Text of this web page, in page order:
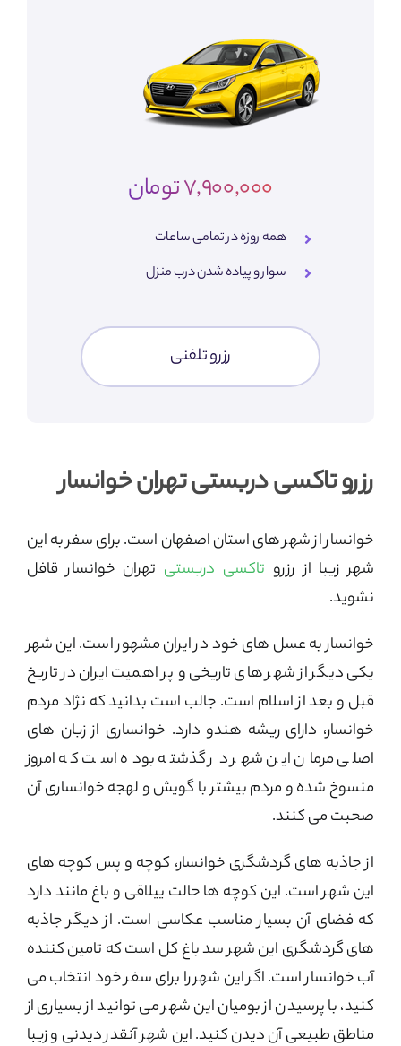
7,900,000 تومان
همه روزه در تمامی ساعات
سوار و پیاده شدن درب منزل
رزرو تلفنی
رزرو تاکسی دربستی تهران خوانسار
خوانسار از شهر های استان اصفهان است. برای سفر به این
شهر زیبا از رزرو تاکسی دربستی تهران خوانسار قافل
نشوید.
خوانسار به عسل های خود در ایران مشهور است. این شهر
یکی دیگر از شهر های تاریخی و پر اهمیت ایران در تاریخ
قبل و بعد از اسلام است. جالب است بدانید که نژاد مردم
خوانسار، دارای ریشه هندو دارد. خوانساری از زبان های
اصلی مرمان این شهر در گذشته بوده است که امروز
منسوخ شده و مردم بیشتر با گویش و لهجه خوانساری آن
صحبت می کنند.
از جاذبه های گردشگری خوانسار، کوچه و پس کوچه های
این شهر است. این کوچه ها حالت ییلاقی و باغ مانند دارد
که فضای آن بسیار مناسب عکاسی است. از دیگر جاذبه
های گردشگری این شهر سد باغ کل است که تامین کننده
آب خوانسار است. اگر این شهر را برای سفر خود انتخاب می
کنید، با پرسیدن از بومیان این شهر می توانید از بسیاری از
مناطق طبیعی آن دیدن کنید. این شهر آنقدر دیدنی و زیبا